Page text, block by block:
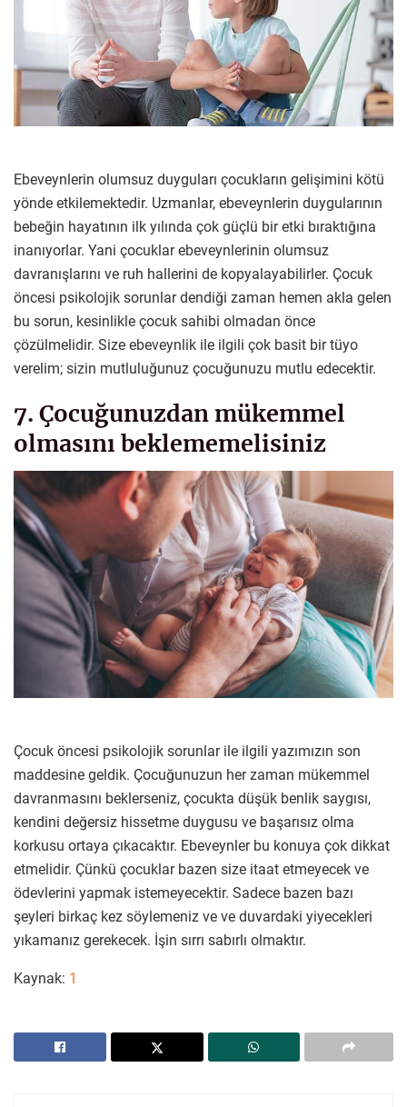
Ebeveynlerin olumsuz duyguları çocukların gelişimini kötü
yönde etkilemektedir. Uzmanlar, ebeveynlerin duygularının
bebeğin hayatının ilk yılında çok güçlü bir etki bıraktığına
inanıyorlar. Yani çocuklar ebeveynlerinin olumsuz
davranışlarını ve ruh hallerini de kopyalayabilirler. Çocuk
öncesi psikolojik sorunlar dendiği zaman hemen akla gelen
bu sorun, kesinlikle çocuk sahibi olmadan önce
çözülmelidir. Size ebeveynlik ile ilgili çok basit bir tüyo
verelim; sizin mutluluğunuz çocuğunuzu mutlu edecektir.
7. Çocuğunuzdan mükemmel
olmasını beklememelisiniz
Çocuk öncesi psikolojik sorunlar ile ilgili yazımızın son
maddesine geldik. Çocuğunuzun her zaman mükemmel
davranmasını beklerseniz, çocukta düşük benlik saygısı,
kendini değersiz hissetme duygusu ve başarısız olma
korkusu ortaya çıkacaktır. Ebeveynler bu konuya çok dikkat
etmelidir. Çünkü çocuklar bazen size itaat etmeyecek ve
ödevlerini yapmak istemeyecektir. Sadece bazen bazı
şeyleri birkaç kez söylemeniz ve ve duvardaki yiyecekleri
yıkamanız gerekecek. İşin sırrı sabırlı olmaktır.
Kaynak: 1